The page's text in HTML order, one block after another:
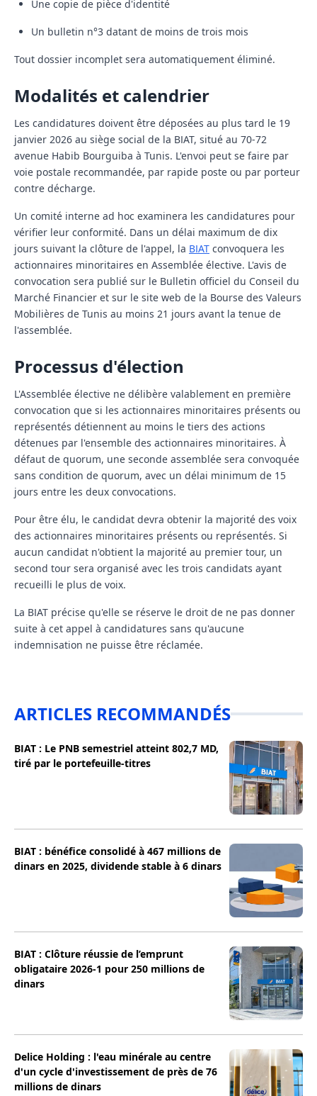
Une copie de pièce d'identité
Un bulletin n°3 datant de moins de trois mois
Tout dossier incomplet sera automatiquement éliminé.
Modalités et calendrier
Les candidatures doivent être déposées au plus tard le 19
janvier 2026 au siège social de la BIAT, situé au 70-72
avenue Habib Bourguiba à Tunis. L'envoi peut se faire par
voie postale recommandée, par rapide poste ou par porteur
contre décharge.
Un comité interne ad hoc examinera les candidatures pour
vérifier leur conformité. Dans un délai maximum de dix
jours suivant la clôture de l'appel, la BIAT convoquera les
actionnaires minoritaires en Assemblée élective. L'avis de
convocation sera publié sur le Bulletin officiel du Conseil du
Marché Financier et sur le site web de la Bourse des Valeurs
Mobilières de Tunis au moins 21 jours avant la tenue de
l'assemblée.
Processus d'élection
L'Assemblée élective ne délibère valablement en première
convocation que si les actionnaires minoritaires présents ou
représentés détiennent au moins le tiers des actions
détenues par l'ensemble des actionnaires minoritaires. À
défaut de quorum, une seconde assemblée sera convoquée
sans condition de quorum, avec un délai minimum de 15
jours entre les deux convocations.
Pour être élu, le candidat devra obtenir la majorité des voix
des actionnaires minoritaires présents ou représentés. Si
aucun candidat n'obtient la majorité au premier tour, un
second tour sera organisé avec les trois candidats ayant
recueilli le plus de voix.
La BIAT précise qu'elle se réserve le droit de ne pas donner
suite à cet appel à candidatures sans qu'aucune
indemnisation ne puisse être réclamée.
ARTICLES RECOMMANDÉS
BIAT : Le PNB semestriel atteint 802,7 MD,
tiré par le portefeuille-titres
BIAT : bénéfice consolidé à 467 millions de
dinars en 2025, dividende stable à 6 dinars
BIAT : Clôture réussie de l’emprunt
obligataire 2026-1 pour 250 millions de
dinars
Delice Holding : l'eau minérale au centre
d'un cycle d'investissement de près de 76
millions de dinars